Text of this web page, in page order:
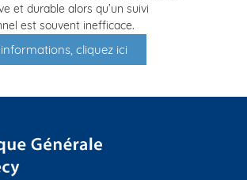
et durable alors qu’un suivi
est souvent inefficace.
cliquez ici